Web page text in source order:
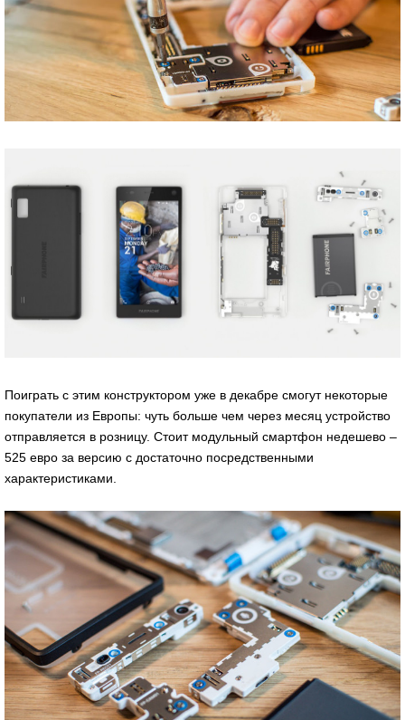
Поиграть с этим конструктором уже в декабре смогут некоторые
покупатели из Европы: чуть больше чем через месяц устройство
отправляется в розницу. Стоит модульный смартфон недешево –
525 евро за версию с достаточно посредственными
характеристиками.